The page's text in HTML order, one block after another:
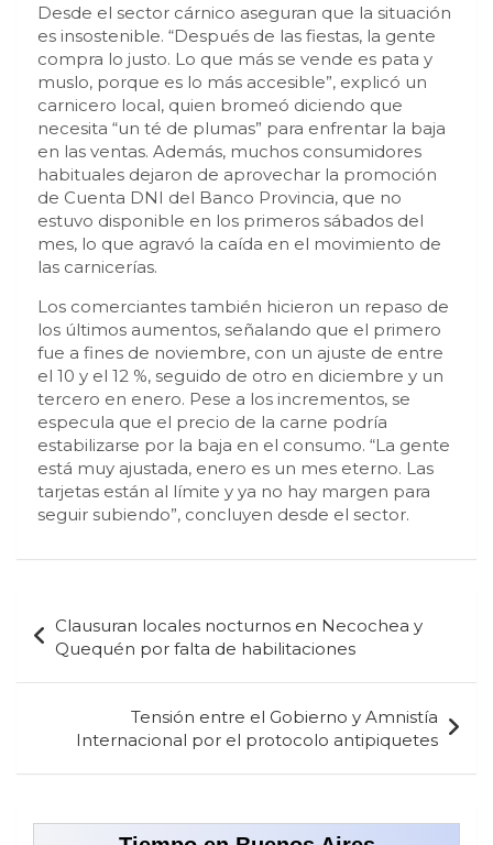
Desde el sector cárnico aseguran que la situación
es insostenible. “Después de las fiestas, la gente
compra lo justo. Lo que más se vende es pata y
muslo, porque es lo más accesible”, explicó un
carnicero local, quien bromeó diciendo que
necesita “un té de plumas” para enfrentar la baja
en las ventas. Además, muchos consumidores
habituales dejaron de aprovechar la promoción
de Cuenta DNI del Banco Provincia, que no
estuvo disponible en los primeros sábados del
mes, lo que agravó la caída en el movimiento de
las carnicerías.
Los comerciantes también hicieron un repaso de
los últimos aumentos, señalando que el primero
fue a fines de noviembre, con un ajuste de entre
el 10 y el 12 %, seguido de otro en diciembre y un
tercero en enero. Pese a los incrementos, se
especula que el precio de la carne podría
estabilizarse por la baja en el consumo. “La gente
está muy ajustada, enero es un mes eterno. Las
tarjetas están al límite y ya no hay margen para
seguir subiendo”, concluyen desde el sector.
de
entradas
Clausuran locales nocturnos en Necochea y
Quequén por falta de habilitaciones
Tensión entre el Gobierno y Amnistía
Internacional por el protocolo antipiquetes